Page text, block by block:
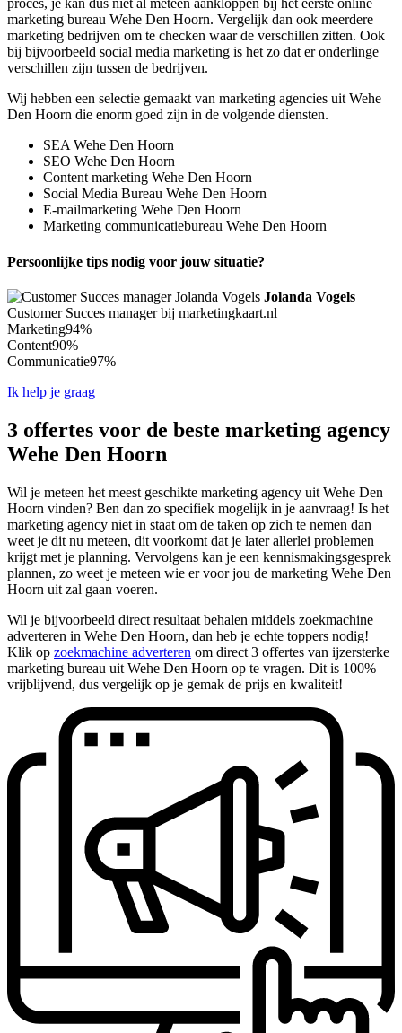
proces, je kan dus niet al meteen aankloppen bij het eerste online
marketing bureau Wehe Den Hoorn. Vergelijk dan ook meerdere
marketing bedrijven om te checken waar de verschillen zitten. Ook
bij bijvoorbeeld social media marketing is het zo dat er onderlinge
verschillen zijn tussen de bedrijven.
Wij hebben een selectie gemaakt van marketing agencies uit Wehe
Den Hoorn die enorm goed zijn in de volgende diensten.
SEA Wehe Den Hoorn
SEO Wehe Den Hoorn
Content marketing Wehe Den Hoorn
Social Media Bureau Wehe Den Hoorn
E-mailmarketing Wehe Den Hoorn
Marketing communicatiebureau Wehe Den Hoorn
Persoonlijke tips nodig voor jouw situatie?
Jolanda Vogels
Customer Succes manager bij marketingkaart.nl
Marketing94%
Content90%
Communicatie97%
Ik help je graag
3 offertes voor de beste marketing agency
Wehe Den Hoorn
Wil je meteen het meest geschikte marketing agency uit Wehe Den
Hoorn vinden? Ben dan zo specifiek mogelijk in je aanvraag! Is het
marketing agency niet in staat om de taken op zich te nemen dan
weet je dit nu meteen, dit voorkomt dat je later allerlei problemen
krijgt met je planning. Vervolgens kan je een kennismakingsgesprek
plannen, zo weet je meteen wie er voor jou de marketing Wehe Den
Hoorn uit zal gaan voeren.
Wil je bijvoorbeeld direct resultaat behalen middels zoekmachine
adverteren in Wehe Den Hoorn, dan heb je echte toppers nodig!
Klik op zoekmachine adverteren om direct 3 offertes van ijzersterke
marketing bureau uit Wehe Den Hoorn op te vragen. Dit is 100%
vrijblijvend, dus vergelijk op je gemak de prijs en kwaliteit!